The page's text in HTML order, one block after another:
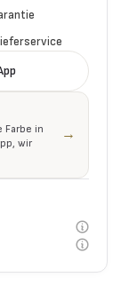
Farbe in
wir
→